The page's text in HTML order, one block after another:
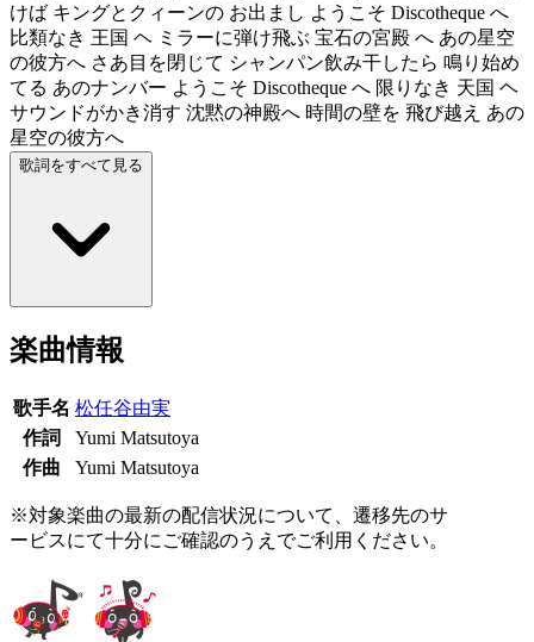
けば キングとクィーンの お出まし ようこそ Discotheque へ
比類なき 王国 ヘ ミラーに弾け飛ぶ 宝石の宮殿 へ あの星空
の彼方へ さあ目を閉じて シャンパン飲み干したら 鳴り始め
てる あのナンバー ようこそ Discotheque へ 限りなき 天国 ヘ
サウンドがかき消す 沈黙の神殿へ 時間の壁を 飛び越え あの
星空の彼方へ
歌詞をすべて見る
楽曲情報
歌手名 松任谷由実
作詞
Yumi Matsutoya
作曲
Yumi Matsutoya
※対象楽曲の最新の配信状況について、遷移先のサ
ービスにて十分にご確認のうえでご利用ください。